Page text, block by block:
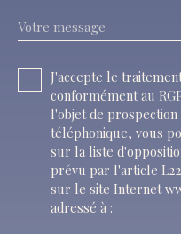
Votre message
J'accepte le
conformément au
l'objet de
téléphonique, vous
sur la liste
prévu par l'article
sur le site Internet
adressé à :